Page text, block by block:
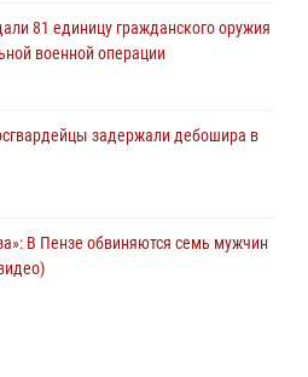
81 единицу гражданского оружия
военной операции
задержали дебошира в
В Пензе обвиняются семь мужчин
память легендарного генерала